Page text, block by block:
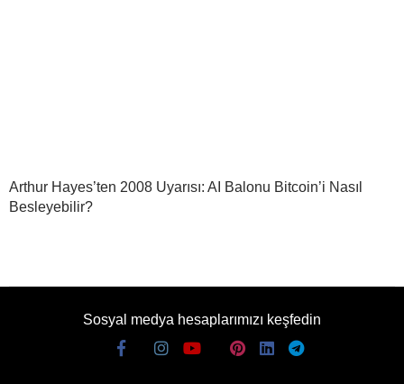
Arthur Hayes’ten 2008 Uyarısı: AI Balonu Bitcoin’i Nasıl
Besleyebilir?
Sosyal medya hesaplarımızı keşfedin